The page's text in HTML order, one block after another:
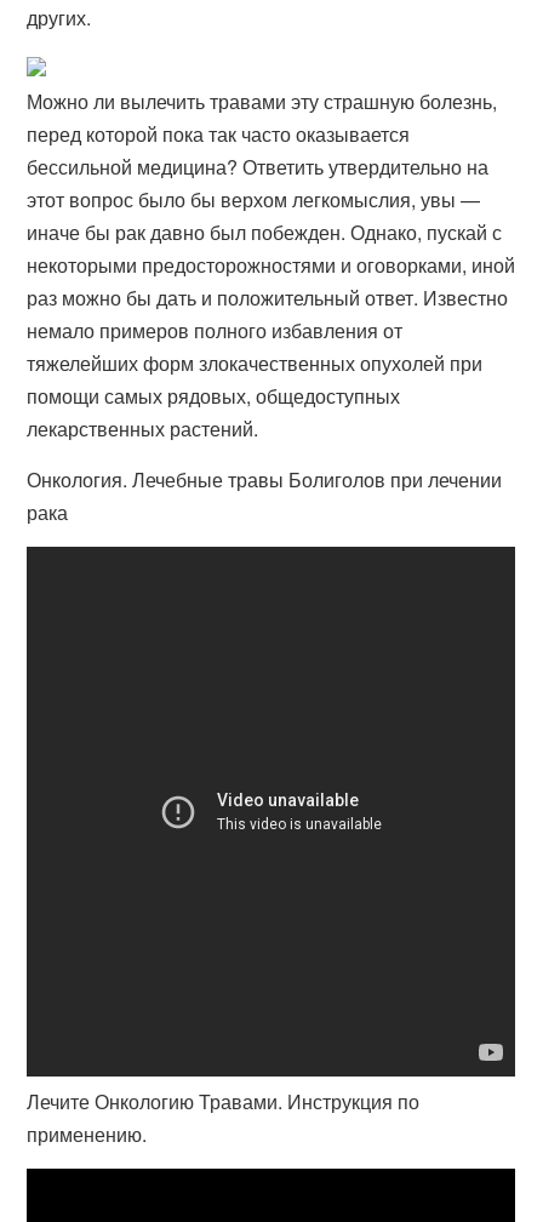
других.
Можно ли вылечить травами эту страшную болезнь,
перед которой пока так часто оказывается
бессильной медицина? Ответить утвердительно на
этот вопрос было бы верхом легкомыслия, увы —
иначе бы рак давно был побежден. Однако, пускай с
некоторыми предосторожностями и оговорками, иной
раз можно бы дать и положительный ответ. Известно
немало примеров полного избавления от
тяжелейших форм злокачественных опухолей при
помощи самых рядовых, общедоступных
лекарственных растений.
Онкология. Лечебные травы Болиголов при лечении
рака
Лечите Онкологию Травами. Инструкция по
применению.